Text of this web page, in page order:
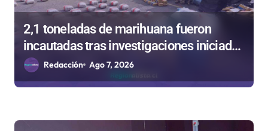
d
s
2,1 toneladas de marihuana fueron
incautadas tras investigaciones iniciadas
en Antofagasta
Redacción Ago 7, 2026